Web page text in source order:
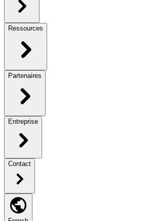
Ressources
Partenaires
Entreprise
Contact